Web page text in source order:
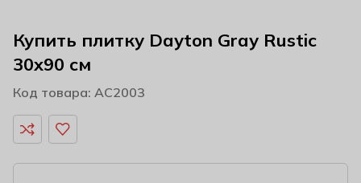
Купить плитку Dayton Gray Rustic
30х90 см
Код товара: AC2003